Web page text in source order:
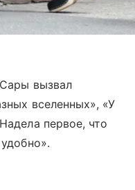
вызвал
вселенных», «У
первое, что